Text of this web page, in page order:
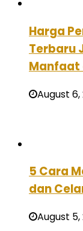
Harga
Terbaru
Manfaat
August 6,
5 Cara
dan
August 5,